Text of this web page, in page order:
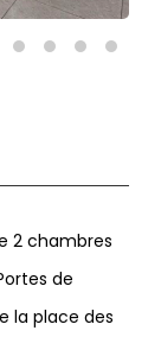
2 chambres
de
la place des